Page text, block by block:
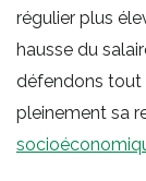
régulier plus
hausse du
défendons tout
pleinement sa